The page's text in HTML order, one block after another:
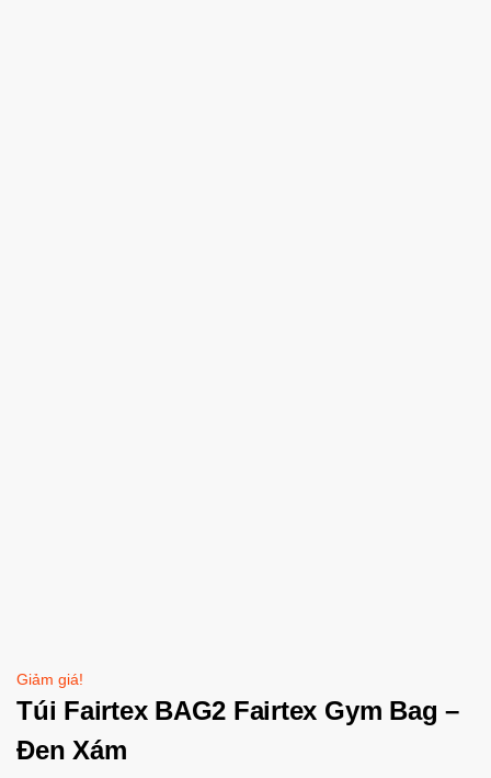
Giảm giá!
Túi Fairtex BAG2 Fairtex Gym Bag –
Đen Xám